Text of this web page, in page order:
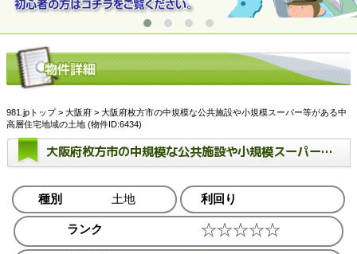
981.jpトップ> 大阪府 > 大阪府枚方市の中規模な公共施設や小規模スーパー等がある中
高層住宅地域の土地 (物件ID:6434)
大阪府枚方市の中規模な公共施設や小規模スーパー等がある中高層住宅地域の土地
種別 土地 利回り
ランク